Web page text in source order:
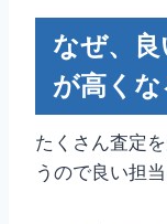
なぜ、
が高くな
たくさん査定
うので良い担